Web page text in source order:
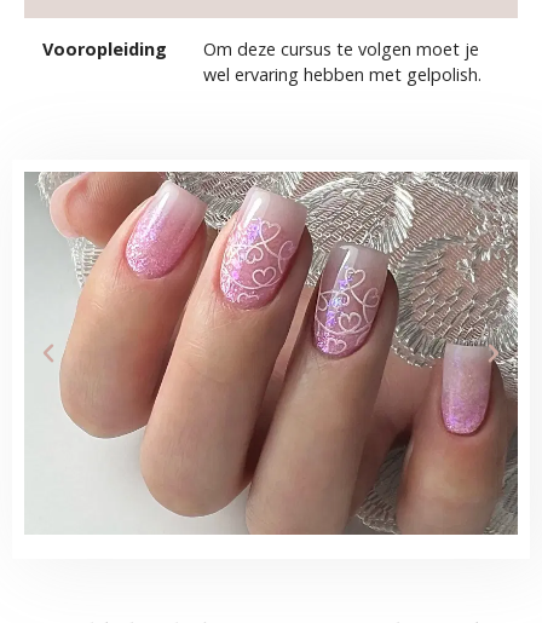
Vooropleiding
Om deze cursus te volgen moet je
wel ervaring hebben met gelpolish.